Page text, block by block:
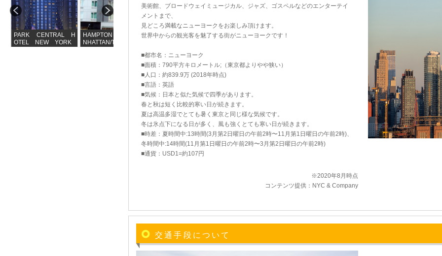
PARK CENTRAL H
OTEL NEW YORK
HAMPTON INN MA
NHATTAN/TIMES SQ
THE WESTIN NEW
HILTON BROOKLYN
QUARE HOTEL
W
美術館、ブロードウェイミュージカル、ジャズ、ゴスペルなどのエンターテイ
メントまで、
見どころ満載なニューヨークをお楽しみ頂けます。
世界中からの観光客を魅了する街がニューヨークです！
■都市名：ニューヨーク
■面積：790平方キロメートル;（東京都よりやや狭い）
■人口：約839.9万 (2018年時点)
■言語：英語
■気候：日本と似た気候で四季があります。
春と秋は短く比較的寒い日が続きます。
夏は高温多湿でとても暑く東京と同じ様な気候です。
冬は氷点下になる日が多く、風も強くとても寒い日が続きます。
■時差：夏時間中:13時間(3月第2日曜日の午前2時〜11月第1日曜日の午前2時)、
冬時間中:14時間(11月第1日曜日の午前2時〜3月第2日曜日の午前2時)
■通貨：USD1=約107円
※2020年8月時点
コンテンツ提供：NYC & Company
交通手段について